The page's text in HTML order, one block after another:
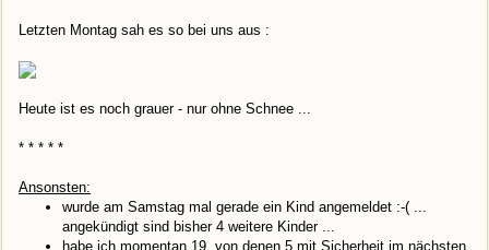
Letzten Montag sah es so bei uns aus :
Heute ist es noch grauer - nur ohne Schnee ...
* * * * *
Ansonsten:
wurde am Samstag mal gerade ein Kind angemeldet :-( ...
angekündigt sind bisher 4 weitere Kinder ...
habe ich momentan 19, von denen 5 mit Sicherheit im nächsten